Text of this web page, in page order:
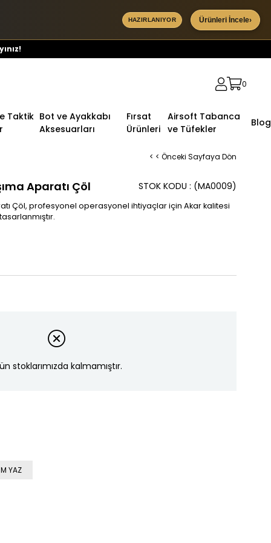
HAZIRLANIYOR Ürünleri İncele›
0
Taktik Bot ve Ayakkabı
Aksesuarları
Fırsat
Ürünleri
Airsoft Tabanca
ve Tüfekler
Blog
< < Önceki Sayfaya Dön
Aparatı Çöl (MA0009)
STOK KODU
Çöl, profesyonel operasyonel ihtiyaçlar için Akar kalitesi
stoklarımızda kalmamıştır.
YAZ